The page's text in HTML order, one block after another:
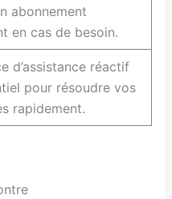
abonnement
en cas de besoin.
d’assistance réactif
pour résoudre vos
rapidement.